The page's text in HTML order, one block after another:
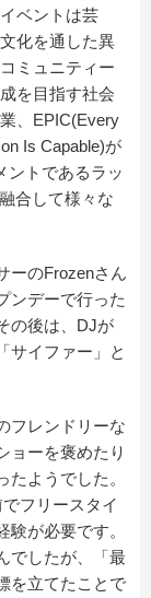
ベントは芸
化を通した異
ミュニティー
を目指す社会
、EPIC(Every
Is Capable)が
ントであるラッ
合して様々な
ーのFrozenさん
ンデーで行った
の後は、DJが
サイファー」と
フレンドリーな
ョーを褒めたり
ようでした。
フリースタイ
が必要です。
でしたが、「最
を立てたことで